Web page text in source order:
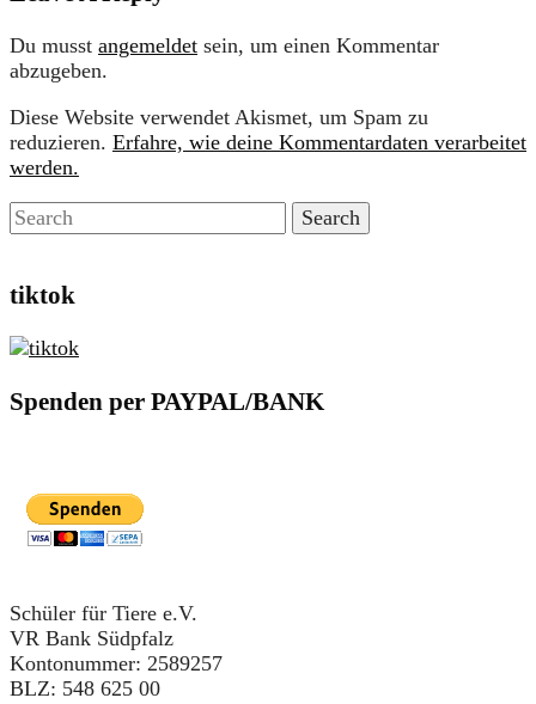
Du musst angemeldet sein, um einen Kommentar
abzugeben.
Diese Website verwendet Akismet, um Spam zu
reduzieren. Erfahre, wie deine Kommentardaten verarbeitet
werden.
tiktok
Spenden per PAYPAL/BANK
Schüler für Tiere e.V.
VR Bank Südpfalz
Kontonummer: 2589257
BLZ: 548 625 00